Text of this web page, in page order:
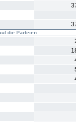
die Parteien